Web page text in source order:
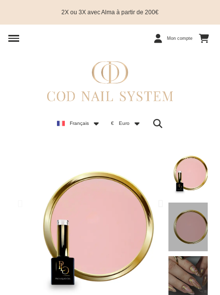
2X ou 3X avec Alma à partir de 200€
Mon compte
Français € Euro